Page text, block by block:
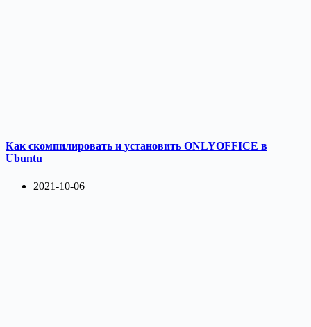
Как скомпилировать и установить ONLYOFFICE в
Ubuntu
2021-10-06